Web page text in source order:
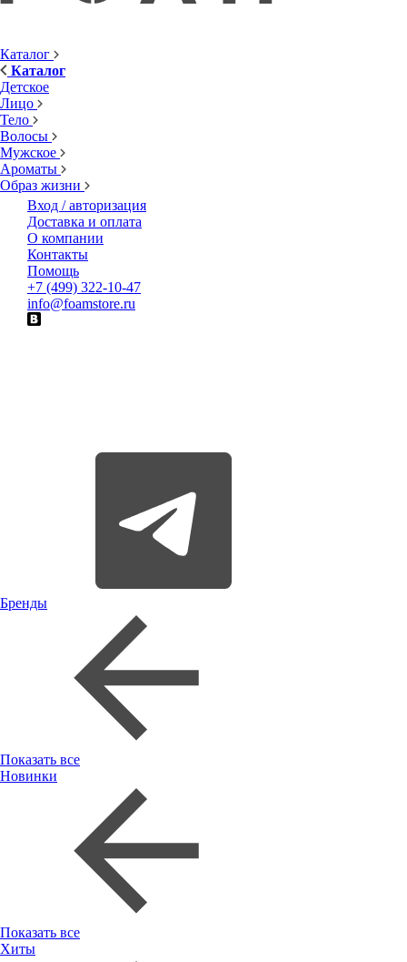
Каталог
Каталог
Детское
Лицо
Тело
Волосы
Мужское
Ароматы
Образ жизни
Вход / авторизация
Доставка и оплата
О компании
Контакты
Помощь
+7 (499) 322-10-47
info@foamstore.ru
Бренды
Показать все
Новинки
Показать все
Хиты